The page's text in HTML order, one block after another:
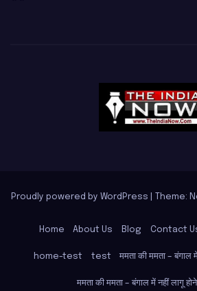
Proudly powered by WordPress Theme:
Home About Us Blog Contact
home-test test ममता की ममता – बंगाल
ममता की ममता – बंगाल में नहीं लागू